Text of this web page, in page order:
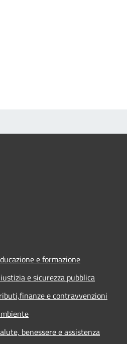
e formazione
e sicurezza pubblica
e contravvenzioni
benessere e assistenza